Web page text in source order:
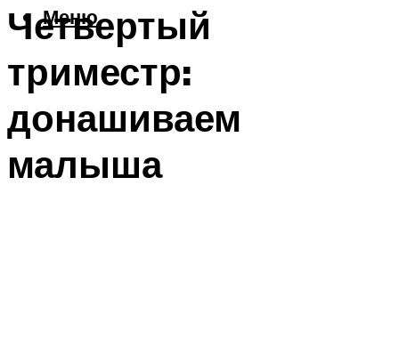
Меню
Четвертый
триместр:
донашиваем
малыша